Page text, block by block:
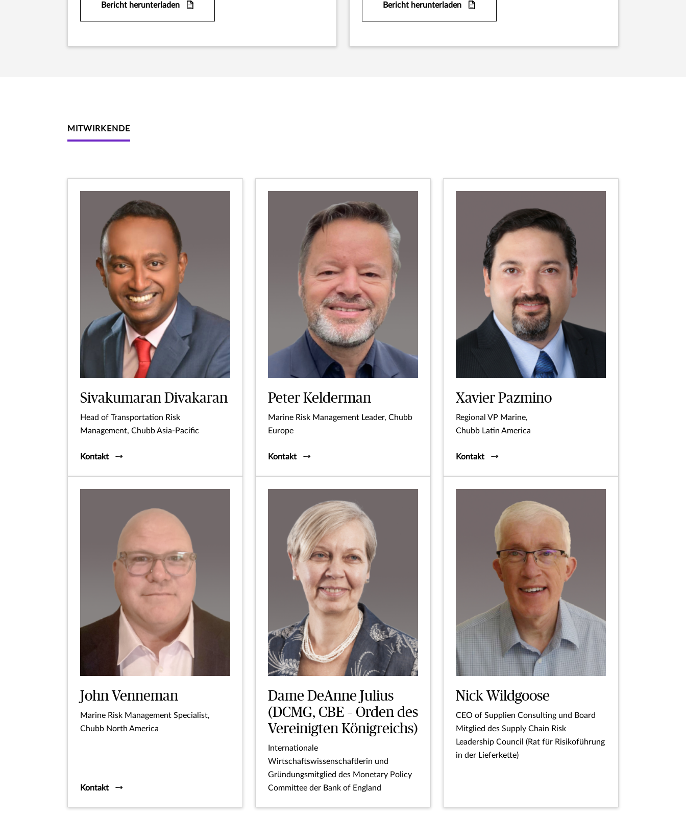
Bericht herunterladen Bericht herunterladen
MITWIRKENDE
Sivakumaran Divakaran
Head of Transportation Risk
Management, Chubb Asia-Pacific
Kontakt
Peter Kelderman
Marine Risk Management Leader, Chubb
Europe
Kontakt
Xavier Pazmino
Regional VP Marine,
Chubb Latin America
Kontakt
John Venneman
Marine Risk Management Specialist,
Chubb North America
Kontakt
Dame DeAnne Julius
(DCMG, CBE – Orden des
Vereinigten Königreichs)
Internationale
Wirtschaftswissenschaftlerin und
Gründungsmitglied des Monetary Policy
Committee der Bank of England
Nick Wildgoose
CEO of Supplien Consulting und Board
Mitglied des Supply Chain Risk
Leadership Council (Rat für Risikoführung
in der Lieferkette)